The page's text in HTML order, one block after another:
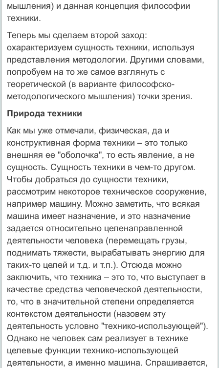
мышления) и данная концепция философии
техники.
Теперь мы сделаем второй заход:
охарактеризуем сущность техники, используя
представления методологии. Другими словами,
попробуем на то же самое взглянуть с
теоретической (в варианте философско-
методологического мышления) точки зрения.
Природа техники
Как мы уже отмечали, физическая, да и
конструктивная форма техники – это только
внешняя ее "оболочка", то есть явление, а не
сущность. Сущность техники в чем-то другом.
Чтобы добраться до сущности техники,
рассмотрим некоторое техническое сооружение,
например машину. Можно заметить, что всякая
машина имеет назначение, и это назначение
задается относительно целенаправленной
деятельности человека (перемещать грузы,
поднимать тяжести, вырабатывать энергию для
таких-то целей и т.д. и т.п.). Отсюда можно
заключить, что техника – это то, что выступает в
качестве средства человеческой деятельности,
то, что в значительной степени определяется
контекстом деятельности (назовем эту
деятельность условно "технико-использующей").
Однако не человек сам реализует в технике
целевые функции технико-использующей
деятельности, а именно машина. Спрашивается,